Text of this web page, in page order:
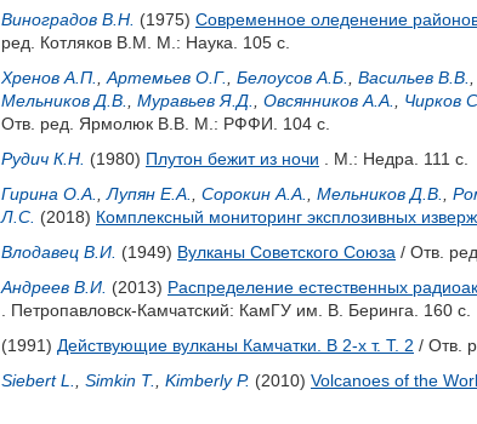
Виноградов В.Н. (1975) Современное оледенение районов
ред. Котляков В.М.
М.: Наука. 105 с.
Хренов А.П.
Артемьев О.Г. Белоусов А.Б. Васильев В.В.
Мельников Д.В.
Муравьев Я.Д. Овсянников А.А. Чирков
Отв. ред. Ярмолюк В.В. М.: РФФИ. 104 с.
Рудич К.Н. (1980) Плутон бежит из ночи . М.: Недра. 111 с.
Гирина О.А.
Лупян Е.А. Сорокин А.А. Мельников Д.В.
Л.С. (2018) Комплексный мониторинг эксплозивных
Влодавец В.И. (1949) Вулканы Советского Союза / Отв. ред.
Андреев В.И. (2013) Распределение естественных
. Петропавловск-Камчатский: КамГУ им. В. Беринга. 160 с.
(1991) Действующие вулканы Камчатки. В 2-х т. Т. 2 / Отв.
Siebert L.
Simkin T. Kimberly P. (2010) Volcanoes of the